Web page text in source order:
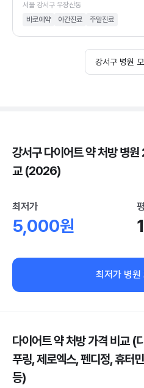
서울 강서구 우장산동
바로예약
야간진료 주말진료
강서구 병원 모
강서구 다이어트 약 처방 병원
교 (2026)
최저가
5,000원
최저가 병원
다이어트 약 처방 가격 비교 (
푸링, 제로엑스, 펜디정, 휴터
등)